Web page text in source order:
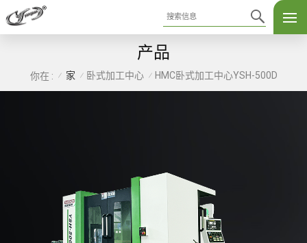
产品
你在 : / 家 / 卧式加工中心 / HMC卧式加工中心YSH-500D